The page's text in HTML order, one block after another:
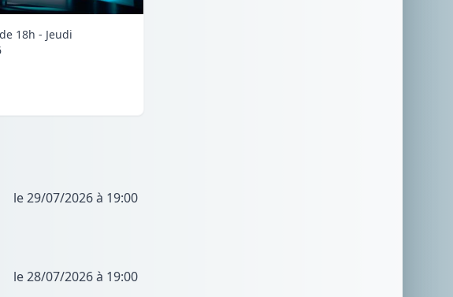
18h - Jeudi
le 29/07/2026 à 19:00
le 28/07/2026 à 19:00